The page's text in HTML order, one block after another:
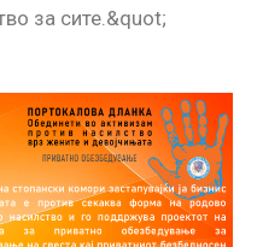
за сите.&quot;